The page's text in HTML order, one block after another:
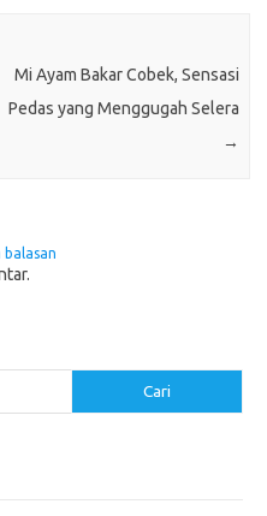
Mi Ayam Bakar Cobek, Sensasi
Pedas yang Menggugah Selera
→
Cari